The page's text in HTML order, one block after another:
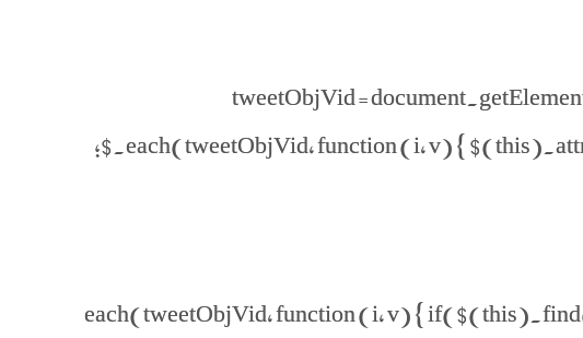
tweetObjVid =
$.each(tweetObjVid, function (i, v) {
$.each(tweetObjVid, function (i, v) {